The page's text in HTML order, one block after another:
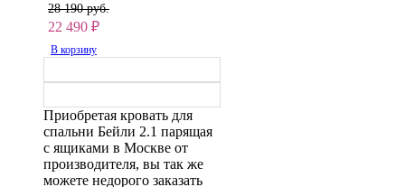
28 190 руб.
22 490 ₽
В корзину
Приобретая кровать для
спальни Бейли 2.1 парящая
с ящиками в Москве от
производителя, вы так же
можете недорого заказать